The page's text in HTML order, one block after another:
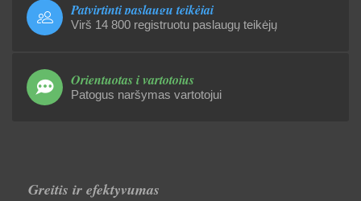
Patvirtinti paslaugų teikėjai
Virš 14 800 registruotu paslaugų teikėjų
Orientuotas į vartotojus
Patogus naršymas vartotojui
Greitis ir efektyvumas